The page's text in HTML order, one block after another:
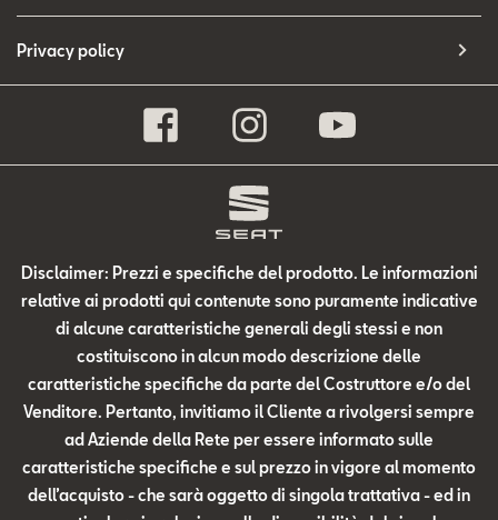
Privacy policy
Disclaimer: Prezzi e specifiche del prodotto. Le informazioni
relative ai prodotti qui contenute sono puramente indicative
di alcune caratteristiche generali degli stessi e non
costituiscono in alcun modo descrizione delle
caratteristiche specifiche da parte del Costruttore e/o del
Venditore. Pertanto, invitiamo il Cliente a rivolgersi sempre
ad Aziende della Rete per essere informato sulle
caratteristiche specifiche e sul prezzo in vigore al momento
dell’acquisto - che sarà oggetto di singola trattativa - ed in